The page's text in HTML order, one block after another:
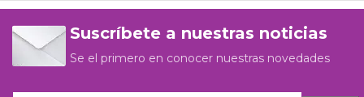
Suscríbete a nuestras noticias
Se el primero en conocer nuestras novedades